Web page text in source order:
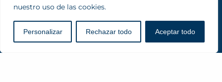
nuestro uso de las cookies.
Personalizar Rechazar todo Aceptar todo